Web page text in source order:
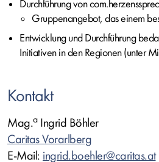
Durchführung von
Gruppenangebot, das einem
Entwicklung und Durchführung
Initiativen in den Regionen (unter
Kontakt
Mag.aIngrid Böhler
Caritas Vorarlberg
E-Mail: ingrid.boehler@caritas.at